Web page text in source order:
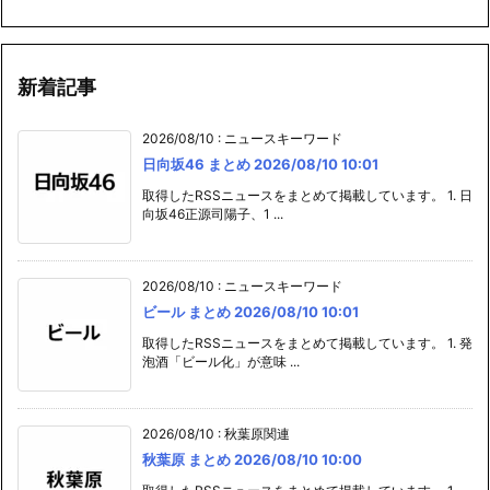
新着記事
2026/08/10 : ニュースキーワード
日向坂46 まとめ 2026/08/10 10:01
取得したRSSニュースをまとめて掲載しています。 1. 日
向坂46正源司陽子、1 ...
2026/08/10 : ニュースキーワード
ビール まとめ 2026/08/10 10:01
取得したRSSニュースをまとめて掲載しています。 1. 発
泡酒「ビール化」が意味 ...
2026/08/10 : 秋葉原関連
秋葉原 まとめ 2026/08/10 10:00